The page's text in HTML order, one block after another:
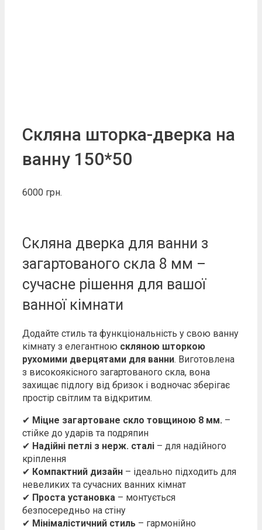
Скляна шторка-дверка на
ванну 150*50
6000 грн.
Скляна дверка для ванни з
загартованого скла 8 мм –
сучасне рішення для вашої
ванної кімнати
Додайте стиль та функціональність у свою ванну
кімнату з елегантною скляною шторкою
рухомими дверцятами для ванни. Виготовлена
з високоякісного загартованого скла, вона
захищає підлогу від бризок і водночас зберігає
простір світлим та відкритим.
✔ Міцне загартоване скло товщиною 8 мм. –
стійке до ударів та подряпин
✔ Надійні петлі з нерж. сталі – для надійного
кріплення
✔ Компактний дизайн – ідеально підходить для
невеликих та сучасних ванних кімнат
✔ Проста установка – монтується
безпосередньо на стіну
✔ Мінімалістичний стиль – гармонійно